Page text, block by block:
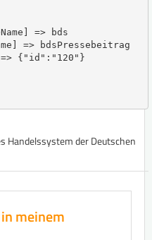
=> bds
=> bdsPressebeitrag
{"id":"120"}
Handelssystem der Deutschen
meinem